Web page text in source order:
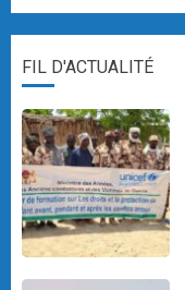
FIL D'ACTUALITÉ